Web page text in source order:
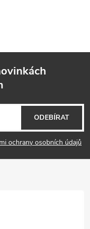
ochrany osobních údajů
ODEBÍRAT